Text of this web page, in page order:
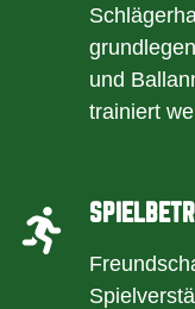
und
trainiert